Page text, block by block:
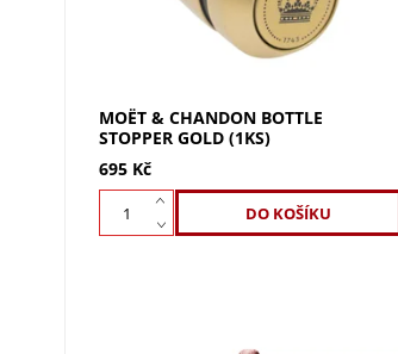
MOËT & CHANDON BOTTLE
STOPPER GOLD (1KS)
695 Kč